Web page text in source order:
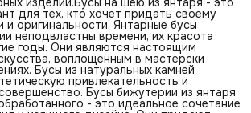
для тех, кто хочет придать своему
и оригинальности. Янтарные бусы
неподвластны времени, их красота
годы. Они являются настоящим
воплощенным в мастерски
Бусы из натуральных камней
привлекательность и
Бусы бижутерии из янтаря
- это идеальное сочетание